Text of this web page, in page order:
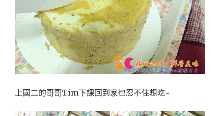
上國二的哥哥Tim下課回到家也忍不住想吃~